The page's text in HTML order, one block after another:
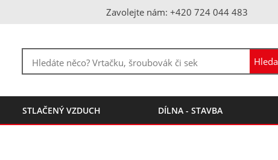
Zavolejte nám: +420 724 044 483
STLAČENÝ VZDUCH DÍLNA - STAVBA